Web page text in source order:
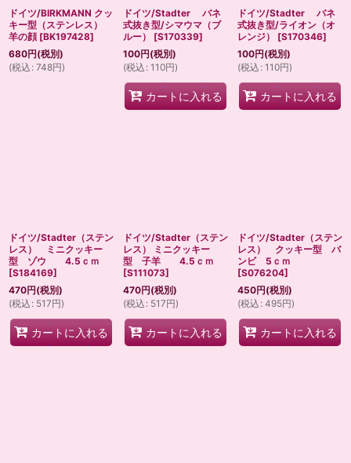
ドイツ/BIRKMANN クッ
キー型（ステンレス）
羊の顔 [BK197428]
680円(税別)
(税込 : 748円)
ドイツ/Stadter バネ
式抜き型/シマウマ（ブ
ルー）
[S170339]
100円(税別)
(税込 : 110円)
カートに入れる
ドイツ/Stadter バネ
式抜き型/ライオン（オ
レンジ）
[S170346]
100円(税別)
(税込 : 110円)
カートに入れる
ドイツ/Stadter（ステン
レス） ミニクッキー
型 ゾウ 4.5ｃｍ
[S184169]
470円(税別)
(税込 : 517円)
カートに入れる
ドイツ/Stadter（ステン
レス） ミニクッキー
型 子羊 4.5ｃｍ
[S111073]
470円(税別)
(税込 : 517円)
カートに入れる
ドイツ/Stadter（ステン
レス） クッキー型 バ
ンビ 5ｃｍ
[S076204]
450円(税別)
(税込 : 495円)
カートに入れる